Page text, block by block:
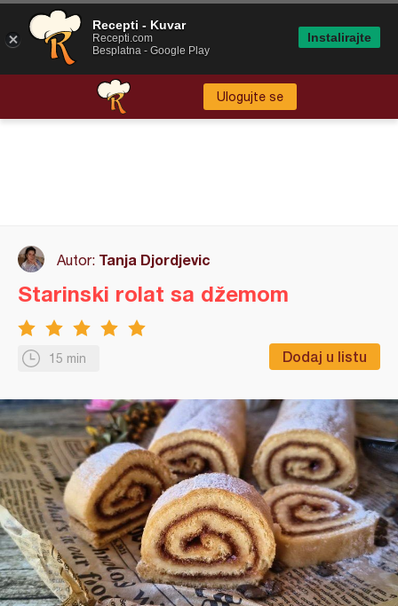
Ulogujte se
Autor: Tanja Djordjevic
15 min Dodaj u listu
Starinski rolat sa džemom
Recepti - Kuvar
Recepti.com
Besplatna - Google Play
Instalirajte